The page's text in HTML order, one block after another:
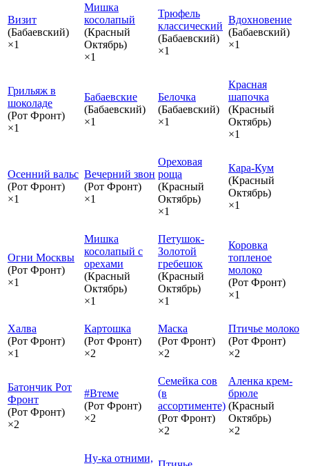
Визит
(Бабаевский)
×1
Мишка
косолапый
(Красный
Октябрь)
×1
Трюфель
классический
(Бабаевский)
×1
Вдохновение
(Бабаевский)
×1
Грильяж в
шоколаде
(Рот Фронт)
×1
Бабаевские
(Бабаевский)
×1
Белочка
(Бабаевский)
×1
Красная
шапочка
(Красный
Октябрь)
×1
Осенний вальс
(Рот Фронт)
×1
Вечерний звон
(Рот Фронт)
×1
Ореховая
роща
(Красный
Октябрь)
×1
Кара-Кум
(Красный
Октябрь)
×1
Огни Москвы
(Рот Фронт)
×1
Мишка
косолапый с
орехами
(Красный
Октябрь)
×1
Петушок-
Золотой
гребешок
(Красный
Октябрь)
×1
Коровка
топленое
молоко
(Рот Фронт)
×1
Халва
(Рот Фронт)
×1
Картошка
(Рот Фронт)
×2
Маска
(Рот Фронт)
×2
Птичье молоко
(Рот Фронт)
×2
Батончик Рот
Фронт
(Рот Фронт)
×2
#Втеме
(Рот Фронт)
×2
Семейка сов
(в
ассортименте)
(Рот Фронт)
×2
Аленка крем-
брюле
(Красный
Октябрь)
×2
Ну-ка отними,